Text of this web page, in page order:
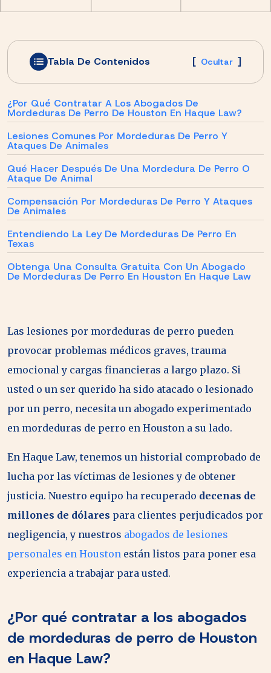
Tabla De Contenidos [ Ocultar ]
¿Por Qué Contratar A Los Abogados De
Mordeduras De Perro De Houston En Haque Law?
Lesiones Comunes Por Mordeduras De Perro Y
Ataques De Animales
Qué Hacer Después De Una Mordedura De Perro O
Ataque De Animal
Compensación Por Mordeduras De Perro Y Ataques
De Animales
Entendiendo La Ley De Mordeduras De Perro En
Texas
Obtenga Una Consulta Gratuita Con Un Abogado
De Mordeduras De Perro En Houston En Haque Law
Las lesiones por mordeduras de perro pueden
provocar problemas médicos graves, trauma
emocional y cargas financieras a largo plazo. Si
usted o un ser querido ha sido atacado o lesionado
por un perro, necesita un abogado experimentado
en mordeduras de perro en Houston a su lado.
En Haque Law, tenemos un historial comprobado de
lucha por las víctimas de lesiones y de obtener
justicia. Nuestro equipo ha recuperado decenas de
millones de dólares para clientes perjudicados por
negligencia, y nuestros abogados de lesiones
personales en Houston están listos para poner esa
experiencia a trabajar para usted.
¿Por qué contratar a los abogados
de mordeduras de perro de Houston
en Haque Law?